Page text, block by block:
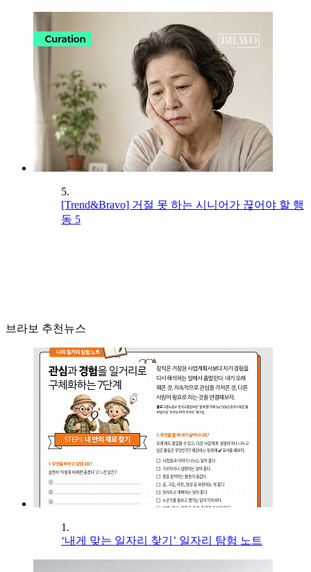
5.
[Trend&Bravo] 거절 못 하는 시니어가 끊어야 할 행
동 5
브라보 추천뉴스
1.
‘내게 맞는 일자리 찾기’ 일자리 탐험 노트